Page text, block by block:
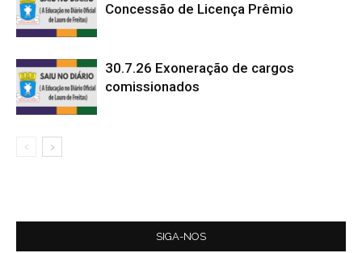
Concessão de Licença Prêmio
30.7.26 Exoneração de cargos
comissionados
SIGA-NOS